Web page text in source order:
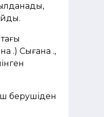
Сығанақ қ.,
берушіден